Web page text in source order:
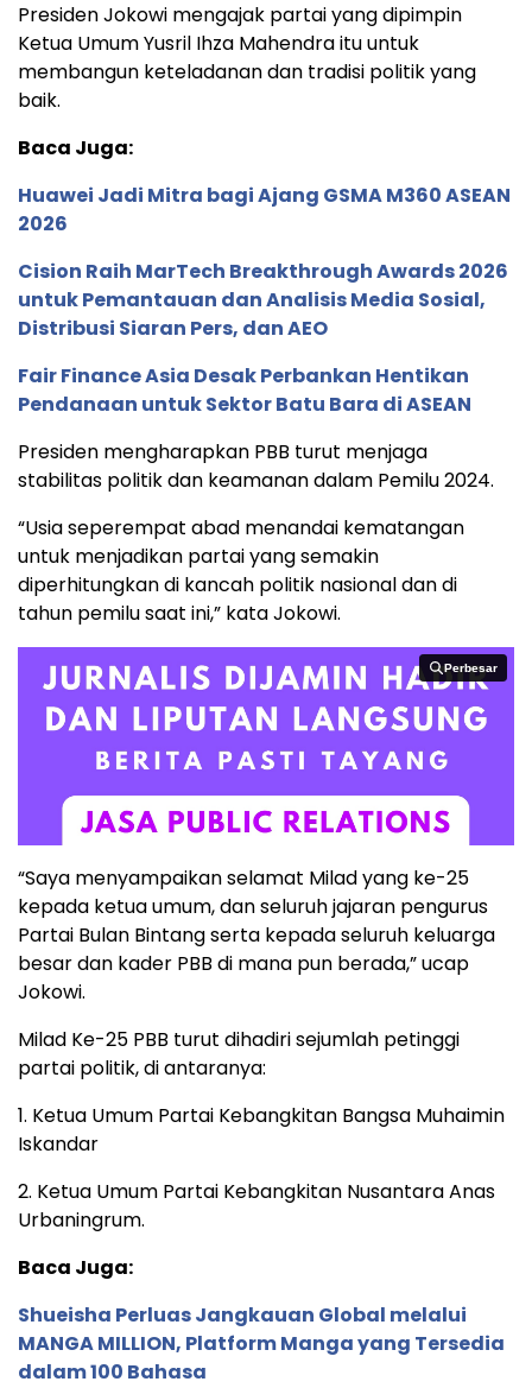
Presiden Jokowi mengajak partai yang dipimpin
Ketua Umum Yusril Ihza Mahendra itu untuk
membangun keteladanan dan tradisi politik yang
baik.
Baca Juga:
Huawei Jadi Mitra bagi Ajang GSMA M360 ASEAN
2026
Cision Raih MarTech Breakthrough Awards 2026
untuk Pemantauan dan Analisis Media Sosial,
Distribusi Siaran Pers, dan AEO
Fair Finance Asia Desak Perbankan Hentikan
Pendanaan untuk Sektor Batu Bara di ASEAN
Presiden mengharapkan PBB turut menjaga
stabilitas politik dan keamanan dalam Pemilu 2024.
“Usia seperempat abad menandai kematangan
untuk menjadikan partai yang semakin
diperhitungkan di kancah politik nasional dan di
tahun pemilu saat ini,” kata Jokowi.
Perbesar
Perbesar
“Saya menyampaikan selamat Milad yang ke-25
kepada ketua umum, dan seluruh jajaran pengurus
Partai Bulan Bintang serta kepada seluruh keluarga
besar dan kader PBB di mana pun berada,” ucap
Jokowi.
Milad Ke-25 PBB turut dihadiri sejumlah petinggi
partai politik, di antaranya:
1. Ketua Umum Partai Kebangkitan Bangsa Muhaimin
Iskandar
2. Ketua Umum Partai Kebangkitan Nusantara Anas
Urbaningrum.
Baca Juga:
Shueisha Perluas Jangkauan Global melalui
MANGA MILLION, Platform Manga yang Tersedia
dalam 100 Bahasa